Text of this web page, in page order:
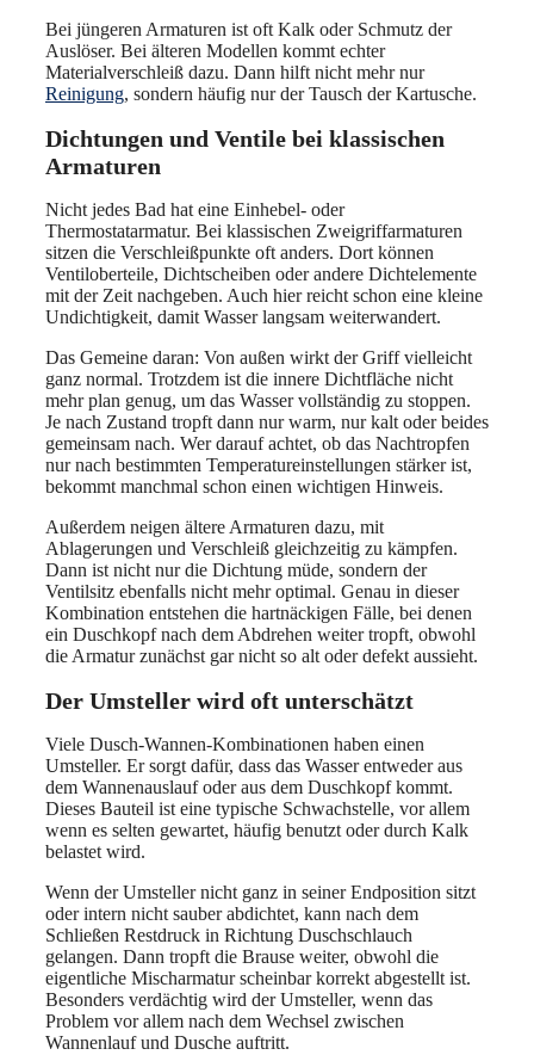
Bei jüngeren Armaturen ist oft Kalk oder Schmutz der
Auslöser. Bei älteren Modellen kommt echter
Materialverschleiß dazu. Dann hilft nicht mehr nur
Reinigung, sondern häufig nur der Tausch der Kartusche.
Dichtungen und Ventile bei klassischen
Armaturen
Nicht jedes Bad hat eine Einhebel- oder
Thermostatarmatur. Bei klassischen Zweigriffarmaturen
sitzen die Verschleißpunkte oft anders. Dort können
Ventiloberteile, Dichtscheiben oder andere Dichtelemente
mit der Zeit nachgeben. Auch hier reicht schon eine kleine
Undichtigkeit, damit Wasser langsam weiterwandert.
Das Gemeine daran: Von außen wirkt der Griff vielleicht
ganz normal. Trotzdem ist die innere Dichtfläche nicht
mehr plan genug, um das Wasser vollständig zu stoppen.
Je nach Zustand tropft dann nur warm, nur kalt oder beides
gemeinsam nach. Wer darauf achtet, ob das Nachtropfen
nur nach bestimmten Temperatureinstellungen stärker ist,
bekommt manchmal schon einen wichtigen Hinweis.
Außerdem neigen ältere Armaturen dazu, mit
Ablagerungen und Verschleiß gleichzeitig zu kämpfen.
Dann ist nicht nur die Dichtung müde, sondern der
Ventilsitz ebenfalls nicht mehr optimal. Genau in dieser
Kombination entstehen die hartnäckigen Fälle, bei denen
ein Duschkopf nach dem Abdrehen weiter tropft, obwohl
die Armatur zunächst gar nicht so alt oder defekt aussieht.
Der Umsteller wird oft unterschätzt
Viele Dusch-Wannen-Kombinationen haben einen
Umsteller. Er sorgt dafür, dass das Wasser entweder aus
dem Wannenauslauf oder aus dem Duschkopf kommt.
Dieses Bauteil ist eine typische Schwachstelle, vor allem
wenn es selten gewartet, häufig benutzt oder durch Kalk
belastet wird.
Wenn der Umsteller nicht ganz in seiner Endposition sitzt
oder intern nicht sauber abdichtet, kann nach dem
Schließen Restdruck in Richtung Duschschlauch
gelangen. Dann tropft die Brause weiter, obwohl die
eigentliche Mischarmatur scheinbar korrekt abgestellt ist.
Besonders verdächtig wird der Umsteller, wenn das
Problem vor allem nach dem Wechsel zwischen
Wannenlauf und Dusche auftritt.